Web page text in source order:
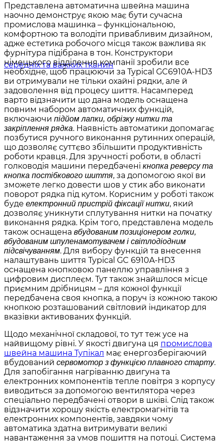
Представлена автоматична швейна машина
наочно демонструє якою має бути сучасна
промислова машинка – функціональною,
комфортною та володіти привабливим дизайном,
адже естетика робочого місця також важлива як
фурнітура підібрана в тон. Конструктори
німецького відділення компанії зробили все
необхідне, щоб працюючи за Typical GC6910A-HD3
ви отримували не тільки охайні рядки, але й
задоволення від процесу шиття. Насамперед
варто відзначити що дана модель оснащена
повним набором автоматичних функцій,
включаючи підйом лапки, обрізку нитки та
закріплення рядка. Наявність автоматики допомагає
позбутися ручного виконання рутинних операцій,
що дозволяє суттєво збільшити продуктивність
роботи кравця. Для зручності роботи, в області
голководія машини передбачені кнопка реверсу та
кнопка постібкового шиття, за допомогою якої ви
зможете легко довести шов у стик або виконати
поворот рядка під кутом. Корисним у роботі також
буде електронний пристрій фіксації нитки, який
дозволяє уникнути сплутування нитки на початку
виконання рядка. Крім того, представлена модель
також оснащена вбудованим позиціонером голки,
вбудованим шпуленамотувачем і світлодіодним
підсвічуванням. Для вибору функцій та внесення
налаштувань шиття Typical GC 6910A-HD3
оснащена кнопковою панеллю управління з
цифровим дисплеєм. Тут також знайшлося місце
приємним дрібницям – для кожної функції
передбачена своя кнопка, а поруч із кожною такою
кнопкою розташований світловий індикатор для
вказівки активованих функцій.
Щодо механічної складової, то тут теж усе на
найвищому рівні. У якості двигуна ця промислова
швейна машина Тупікал має енергозберігаючий
вбудований сервомотор з функцією плавного старту.
Для запобігання нагріванню двигуна та
електронних компонентів тепле повітря з корпусу
виводиться за допомогою вентилятора через
спеціально передбачені отвори в шківі. Слід також
відзначити хорошу якість електромагнітів та
електронних компонентів, завдяки чому
автоматика здатна витримувати великі
навантаження за умов пошиття на потоці. Система